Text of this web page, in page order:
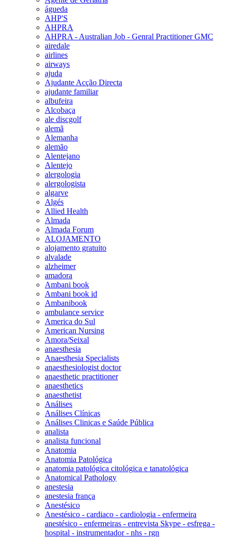
águeda
AHP'S
AHPRA
AHPRA - Australian Job - Genral Practitioner GMC
airedale
airlines
airways
ajuda
Ajudante Acção Directa
ajudante familiar
albufeira
Alcobaça
ale discgolf
alemã
Alemanha
alemão
Alentejano
Alentejo
alergologia
alergologista
algarve
Algés
Allied Health
Almada
Almada Forum
ALOJAMENTO
alojamento gratuito
alvalade
alzheimer
amadora
Ambani book
Ambani book id
Ambanibook
ambulance service
America do Sul
American Nursing
Amora/Seixal
anaesthesia
Anaesthesia Specialists
anaesthesiologist doctor
anaesthetic practitioner
anaesthetics
anaesthetist
Análises
Análises Clínicas
Análises Clinicas e Saúde Pública
analista
analista funcional
Anatomia
Anatomia Patológica
anatomia patológica citológica e tanatológica
Anatomical Pathology
anestesia
anestesia frança
Anestésico
Anestésico - cardiaco - cardiologia - enfermeira
anestésico - enfermeiras - entrevista Skype - esfrega -
hospital - instrumentador - nhs - rgn